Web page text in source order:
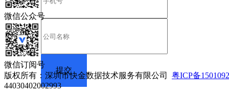
微信公众号
微信订阅号
版权所有：深圳市快金数据技术服务有限公司 粤ICP备
44030402002993